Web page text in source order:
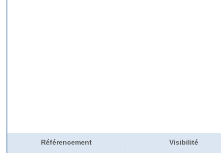
Référencement Visibilité